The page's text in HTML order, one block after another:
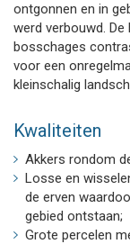
ontgonnen en in
werd verbouwd.
bosschages
voor een
kleinschalig
Kwaliteiten
Akkers rondom
Losse en
de erven
gebied ontstaan;
Grote percelen